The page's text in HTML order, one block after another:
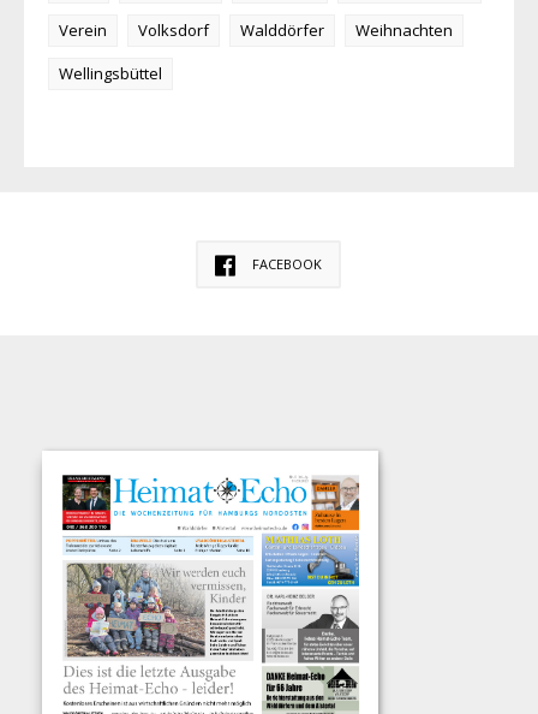
Verein
Volksdorf Walddörfer
Weihnachten
Wellingsbüttel
FACEBOOK